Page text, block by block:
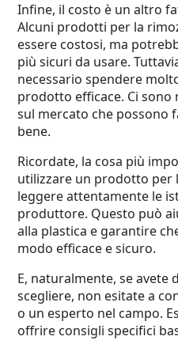
Infine, il costo è un altro
Alcuni prodotti per la
essere costosi, ma
più sicuri da usare.
necessario spendere
prodotto efficace. Ci
sul mercato che possono
bene.
Ricordate, la cosa più
utilizzare un prodotto per
leggere attentamente le
produttore. Questo può
alla plastica e garantire
modo efficace e sicuro.
E, naturalmente, se
scegliere, non esitate a
o un esperto nel campo.
offrire consigli specifici